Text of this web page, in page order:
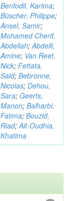
Benfodil, Karima;
Büscher, Philippe;
Ansel, Samir;
Mohamed Cherif,
Abdellah;Abdelli,
Amine; Van Reet,
Nick; Fettata,
Said; Bebronne,
Nicolas; Dehou,
Sara; Geerts,
Manon; Balharbi,
Fatima; Bouzid,
Riad;Ait-Oudhia,
Khatima